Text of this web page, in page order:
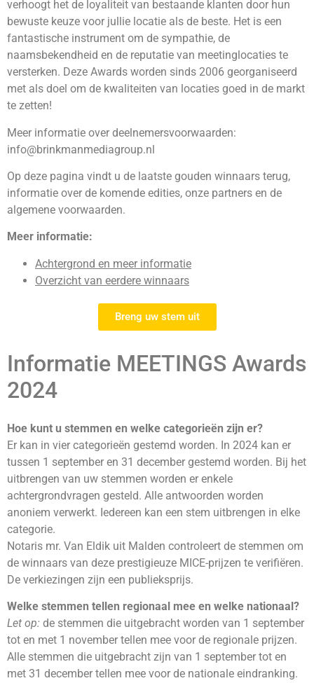
verhoogt het de loyaliteit van bestaande klanten door hun
bewuste keuze voor jullie locatie als de beste. Het is een
fantastische instrument om de sympathie, de
naamsbekendheid en de reputatie van meetinglocaties te
versterken. Deze Awards worden sinds 2006 georganiseerd
met als doel om de kwaliteiten van locaties goed in de markt
te zetten!
Meer informatie over deelnemersvoorwaarden:
info@brinkmanmediagroup.nl
Op deze pagina vindt u de laatste gouden winnaars terug,
informatie over de komende edities, onze partners en de
algemene voorwaarden.
Meer informatie:
Achtergrond en meer informatie
Overzicht van eerdere winnaars
Breng uw stem uit
Informatie MEETINGS Awards
2024
Hoe kunt u stemmen en welke categorieën zijn er?
Er kan in vier categorieën gestemd worden. In 2024 kan er
tussen 1 september en 31 december gestemd worden. Bij het
uitbrengen van uw stemmen worden er enkele
achtergrondvragen gesteld. Alle antwoorden worden
anoniem verwerkt. Iedereen kan een stem uitbrengen in elke
categorie.
Notaris mr. Van Eldik uit Malden controleert de stemmen om
de winnaars van deze prestigieuze MICE-prijzen te verifiëren.
De verkiezingen zijn een publieksprijs.
Welke stemmen tellen regionaal mee en welke nationaal?
Let op: de stemmen die uitgebracht worden van 1 september
tot en met 1 november tellen mee voor de regionale prijzen.
Alle stemmen die uitgebracht zijn van 1 september tot en
met 31 december tellen mee voor de nationale eindranking.